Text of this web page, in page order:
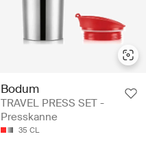
Bodum
TRAVEL PRESS SET -
Presskanne
35 CL